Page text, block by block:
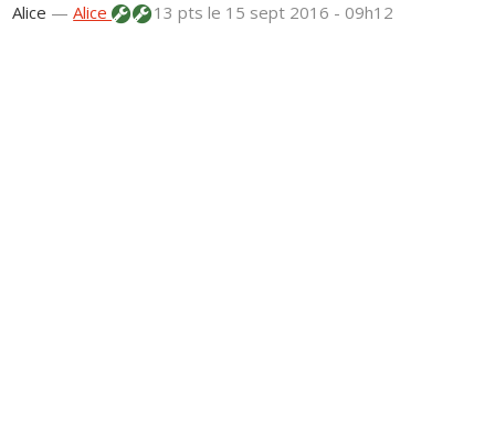
Alice —Alice 13 ptsle 15 sept 2016 - 09h12